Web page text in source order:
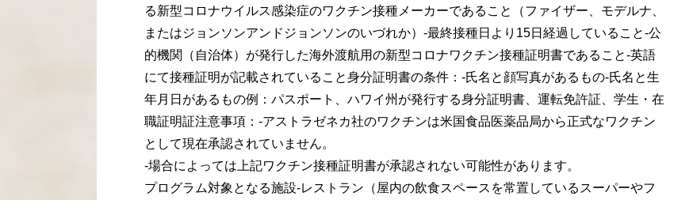
る新型コロナウイルス感染症のワクチン接種メーカーであること（ファイザー、モデルナ、
またはジョンソンアンドジョンソンのいづれか）-最終接種日より15日経過していること-公
的機関（自治体）が発行した海外渡航用の新型コロナワクチン接種証明書であること-英語
にて接種証明が記載されていること身分証明書の条件：-氏名と顔写真があるもの-氏名と生
年月日があるもの例：パスポート、ハワイ州が発行する身分証明書、運転免許証、学生・在
職証明証注意事項：-アストラゼネカ社のワクチンは米国食品医薬品局から正式なワクチン
として現在承認されていません。
-場合によっては上記ワクチン接種証明書が承認されない可能性があります。
プログラム対象となる施設-レストラン（屋内の飲食スペースを常置しているスーパーやフ